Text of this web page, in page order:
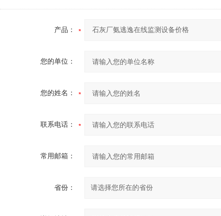
产品：
您的单位：
您的姓名：
联系电话：
常用邮箱：
省份：